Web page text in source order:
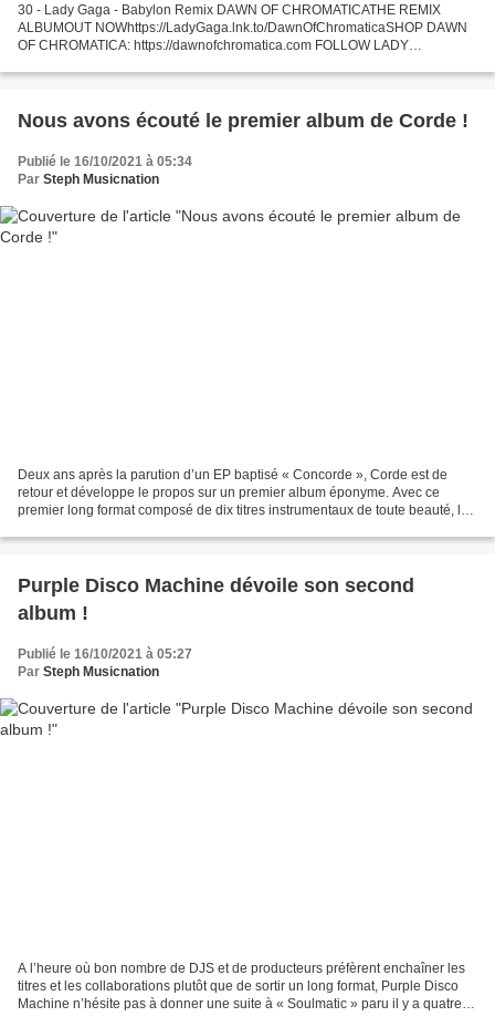
30 - Lady Gaga - Babylon Remix DAWN OF CHROMATICATHE REMIX
ALBUMOUT NOWhttps://LadyGaga.lnk.to/DawnOfChromaticaSHOP DAWN
OF CHROMATICA: https://dawnofchromatica.com FOLLOW LADY
Conchita WURST...
Nous avons écouté le premier album de Corde !
Publié le 16/10/2021 à 05:34
Par Steph Musicnation
Deux ans après la parution d’un EP baptisé « Concorde », Corde est de
retour et développe le propos sur un premier album éponyme. Avec ce
premier long format composé de dix titres instrumentaux de toute beauté, le
Purple Disco Machine dévoile son second
album !
Publié le 16/10/2021 à 05:27
Par Steph Musicnation
A l’heure où bon nombre de DJS et de producteurs préfèrent enchaîner les
titres et les collaborations plutôt que de sortir un long format, Purple Disco
Machine n’hésite pas à donner une suite à « Soulmatic » paru il y a quatre